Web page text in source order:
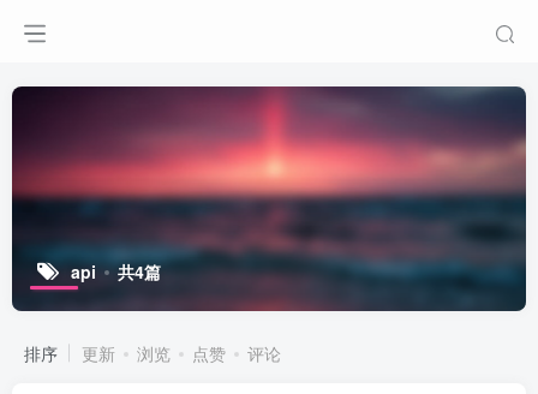
api 共4篇
排序 更新 浏览 点赞 评论